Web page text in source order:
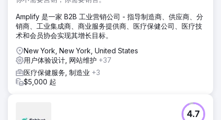
Amplify 是一家 B2B 工业营销公司 - 指导制造商、供应商、分
销商、工业集成商、商业服务提供商、医疗保健公司、医疗技
术和会员协会实现其增长目标。
New York, New York, United States
用户体验设计, 网站维护 +37
医疗保健服务, 制造业 +3
$5,000 起
4.7